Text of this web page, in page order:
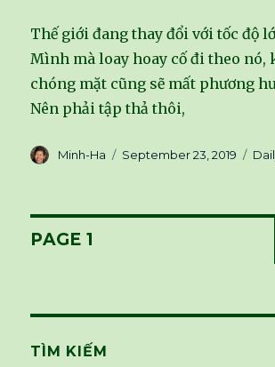
Thế giới đang thay đổi với tốc độ
Mình mà loay hoay cố đi theo nó,
chóng mặt cũng sẽ mất phương
Nên phải tập thả thôi,
Author
Minh-Ha
Posted
September 23, 2019
Posts
PAGE 1
TÌM KIẾM